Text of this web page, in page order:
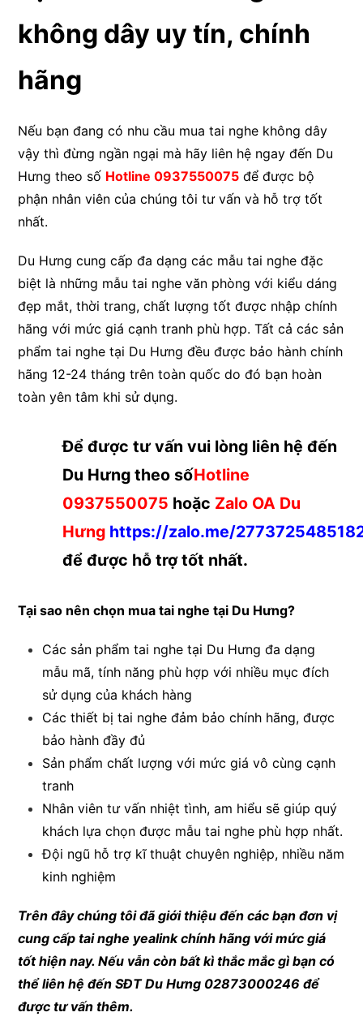
không dây uy tín, chính
hãng
Nếu bạn đang có nhu cầu mua tai nghe không dây
vậy thì đừng ngần ngại mà hãy liên hệ ngay đến Du
Hưng theo số Hotline0937550075 để được bộ
phận nhân viên của chúng tôi tư vấn và hỗ trợ tốt
nhất.
Du Hưng cung cấp đa dạng các mẫu tai nghe đặc
biệt là những mẫu tai nghe văn phòng với kiểu dáng
đẹp mắt, thời trang, chất lượng tốt được nhập chính
hãng với mức giá cạnh tranh phù hợp. Tất cả các sản
phẩm tai nghe tại Du Hưng đều được bảo hành chính
hãng 12-24 tháng trên toàn quốc do đó bạn hoàn
toàn yên tâm khi sử dụng.
Để được tư vấn vui lòng liên hệ đến
Du Hưng theo sốHotline
0937550075 hoặc Zalo OA Du
Hưng https://zalo.me/
để được hỗ trợ tốt nhất.
Tại sao nên chọn mua tai nghe tại Du Hưng?
Các sản phẩm tai nghe tại Du Hưng đa dạng
mẫu mã, tính năng phù hợp với nhiều mục đích
sử dụng của khách hàng
Các thiết bị tai nghe đảm bảo chính hãng, được
bảo hành đầy đủ
Sản phẩm chất lượng với mức giá vô cùng cạnh
tranh
Nhân viên tư vấn nhiệt tình, am hiểu sẽ giúp quý
khách lựa chọn được mẫu tai nghe phù hợp nhất.
Đội ngũ hỗ trợ kĩ thuật chuyên nghiệp, nhiều năm
kinh nghiệm
Trên đây chúng tôi đã giới thiệu đến các bạn đơn vị
cung cấp tai nghe yealink chính hãng với mức giá
tốt hiện nay. Nếu vẫn còn bất kì thắc mắc gì bạn có
thể liên hệ đến SĐT Du Hưng 02873000246 để
được tư vấn thêm.